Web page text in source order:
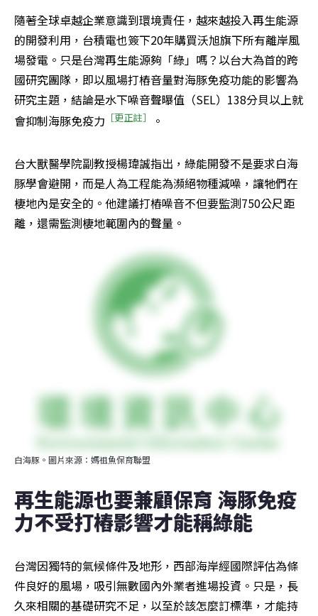
隨著全球卓越企業意識到環境責任，越來越投入再生能源
的開發利用，台積電也簽下20年購買沃旭旗下所有離岸風
場發電。只是台灣再生能源夠「綠」嗎？以台大為首的跨
國研究團隊，即以風場打樁音量對海豚免疫功能的影響為
研究主題，結論是水下噪音聲曝值（SEL）138分貝以上就
會抑制海豚免疫力 ［更正註］ 。
台大獸醫學院副教授楊瑋誠指出，綠能開發不是要求白海
豚學會避開，而是人為工程能為瀕絕物種減噪，讓牠們在
棲地內是安全的。他建議打樁噪音不但要監測750公尺距
離，還需監測棲地範圍內的聲量。
白海豚。圖片來源：媽祖魚保育聯盟
再生能源也要兼顧保育 海豚免疫
力不受打樁影響才能稱綠能
台灣因獨特的氣候條件及地形，西部海岸經國際評估為條
件良好的風場，吸引無數國內外業者進場投資。只是，長
久來相關的基礎研究不足，以至於該怎麼訂標準，才能持